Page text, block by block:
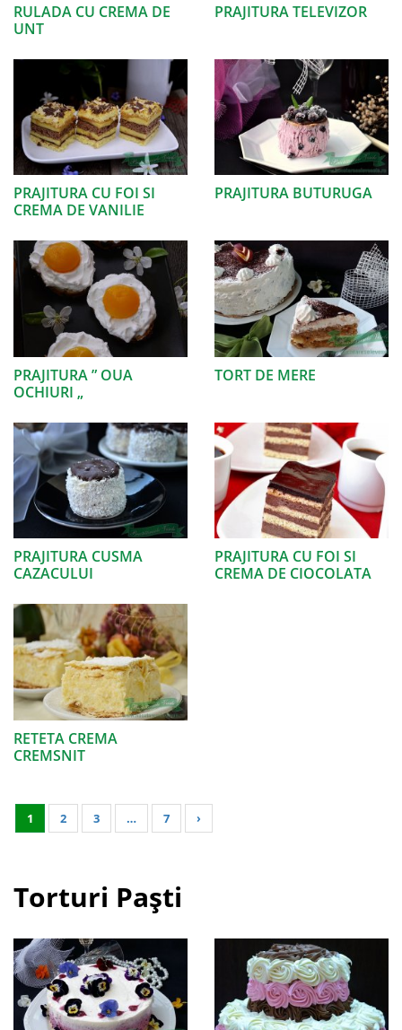
RULADA CU CREMA DE
UNT
PRAJITURA TELEVIZOR
PRAJITURA CU FOI SI
CREMA DE VANILIE
PRAJITURA BUTURUGA
PRAJITURA ” OUA
OCHIURI „
TORT DE MERE
PRAJITURA CUSMA
CAZACULUI
PRAJITURA CU FOI SI
CREMA DE CIOCOLATA
RETETA CREMA
CREMSNIT
1 2 3 … 7 ›
Torturi Paști